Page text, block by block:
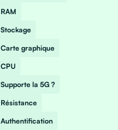
RAM
Stockage
Carte graphique
CPU
Supporte la 5G ?
Résistance
Authentification